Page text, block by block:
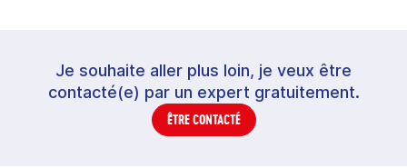
Je souhaite aller plus loin, je veux être
contacté(e) par un expert gratuitement.
ÊTRE CONTACTÉ